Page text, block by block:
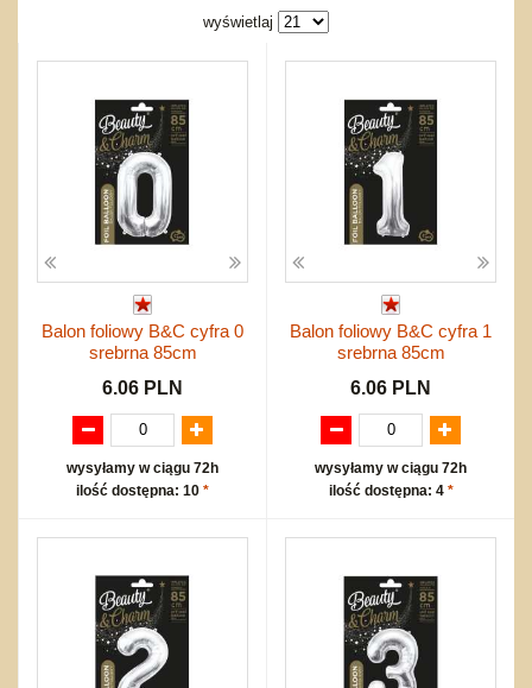
Pojazdy
Zakupy hurtowe
Koszty przesyłki
Regulamin
Mapa produktów
wyświetlaj
Balon foliowy B&C cyfra 0
srebrna 85cm
6.06 PLN
wysyłamy w ciągu 72h
ilość dostępna: 10 *
Balon foliowy B&C cyfra 1
srebrna 85cm
6.06 PLN
wysyłamy w ciągu 72h
ilość dostępna: 4 *